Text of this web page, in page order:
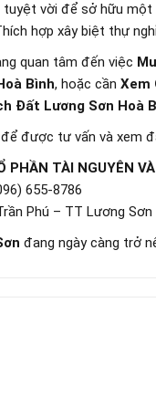
vời để sở hữu
hợp xây biệt thự
quan tâm đến việc
Bình, hoặc cần Xem
Đất Lương Sơn Hoà
để được tư vấn và xem
PHẦN TÀI NGUYÊN
655-8786
Phú – TT Lương
đang ngày càng trở